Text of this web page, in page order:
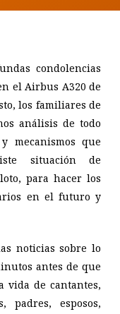
condolencias
el Airbus A320 de
los familiares de
análisis de todo
mecanismos que
situación de
para hacer los
en el futuro y
noticias sobre lo
antes de que
vida de cantantes,
padres, esposos,